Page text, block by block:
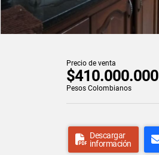
Precio de venta
$410.000.000
Pesos Colombianos
Descargar
información